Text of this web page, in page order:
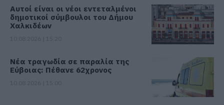
Αυτοί είναι οι νέοι εντεταλμένοι
δημοτικοί σύμβουλοι του Δήμου
Χαλκιδέων
Νέα τραγωδία σε παραλία της
Εύβοιας: Πέθανε 62χρονος